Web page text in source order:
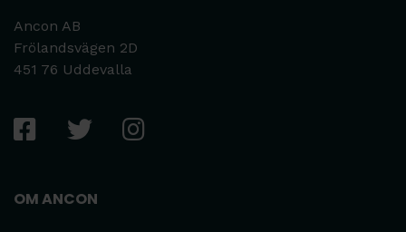
Ancon AB
Frölandsvägen 2D
451 76 Uddevalla
OM ANCON